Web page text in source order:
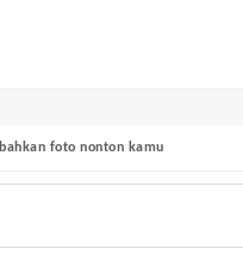
foto nonton kamu